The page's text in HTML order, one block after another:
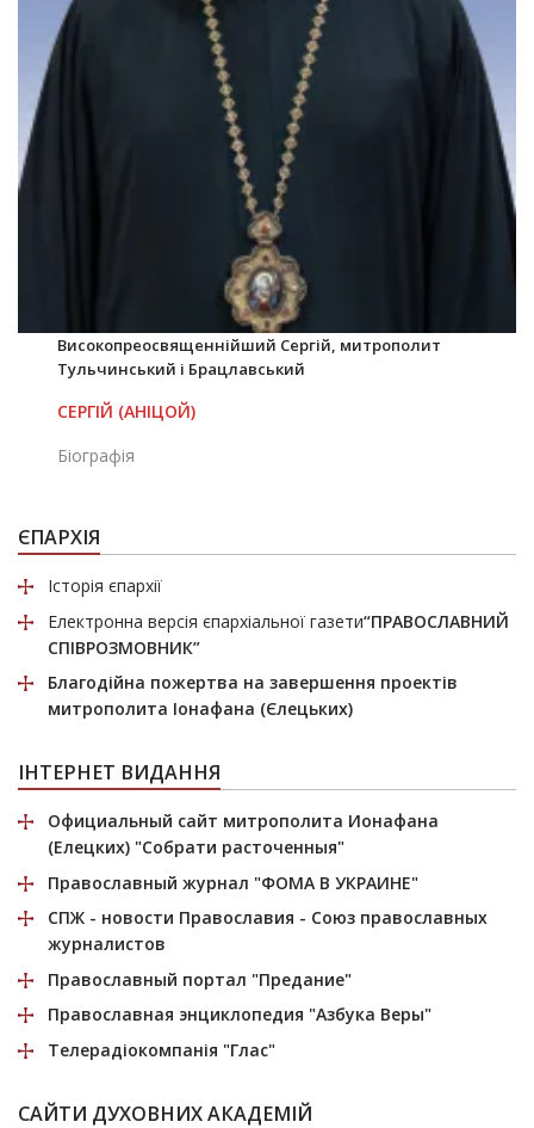
Високопреосвященнійший Сергій, митрополит
Тульчинський і Брацлавський
СЕРГІЙ (АНІЦОЙ)
Біографія
ЄПАРХІЯ
Історія єпархії
Електронна версія єпархіальної газети“ПРАВОСЛАВНИЙ
СПІВРОЗМОВНИК”
Благодійна пожертва на завершення проектів
митрополита Іонафана (Єлецьких)
ІНТЕРНЕТ ВИДАННЯ
Официальный сайт митрополита Ионафана
(Елецких) "Собрати расточенныя"
Православный журнал "ФОМА В УКРАИНЕ"
СПЖ - новости Православия - Союз православных
журналистов
Православный портал "Предание"
Православная энциклопедия "Азбука Веры"
Телерадіокомпанія "Глас"
САЙТИ ДУХОВНИХ АКАДЕМІЙ